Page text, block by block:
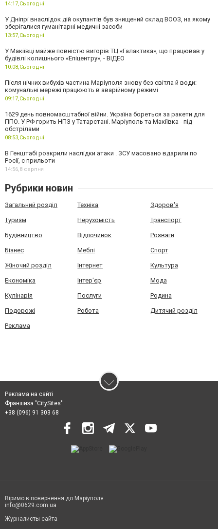
14:17,Сьогодні
У Дніпрі внаслідок дій окупантів був знищений склад ВООЗ, на якому
зберігалися гуманітарні медичні засоби
13:57,Сьогодні
У Макіївці майже повністю вигорів ТЦ «Галактика», що працював у
будівлі колишнього «Епіцентру», - ВІДЕО
10:08,Сьогодні
Після нічних вибухів частина Маріуполя знову без світла й води:
комунальні мережі працюють в аварійному режимі
09:17,Сьогодні
1629 день повномасштабної війни. Україна бореться за ракети для
ППО. У РФ горить НПЗ у Татарстані. Маріуполь та Макіївка - під
обстрілами
08:53,Сьогодні
В Генштабі розкрили наслідки атаки . ЗСУ масовано вдарили по
Росії, є прильоти
14:56,8 серпня
Рубрики новин
Загальний розділ Техніка Здоров'я
Туризм Нерухомість Транспорт
Будівництво Відпочинок Розваги
Бізнес Меблі Спорт
Жіночий розділ Інтернет Культура
Економіка Інтер'єр Мода
Кулінарія Послуги Родина
Подорожі Робота Дитячий розділ
Реклама
Реклама на сайті
Франшиза "CitySites"
+38 (096) 91 303 68
Віримо в повернення до Маріуполя
info@0629.com.ua
Журналисты сайта